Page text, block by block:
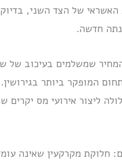
האשראי של הצד השני,
חדשה.
שמשלמים בעיכוב של
המופקר ביותר
ליצור אירועי מס יקרים
חלוקת מקרקעין שאינה